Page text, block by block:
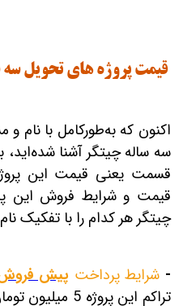
قیمت پروژه های تحویل سه
اکنون که به‌طورکامل با نام
سه ساله چیتگر آشنا
قسمت یعنی قیمت این
قیمت و شرایط فروش این
چیتگر هر کدام را با تفکیک
- شرایط پرداخت پیش فروش